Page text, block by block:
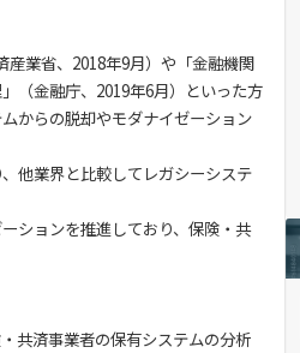
業省、2018年9月）や「金融機関
（金融庁、2019年6月）といった方
からの脱却やモダナイゼーション
他業界と比較してレガシーシステ
ションを推進しており、保険・共
共済事業者の保有システムの分析